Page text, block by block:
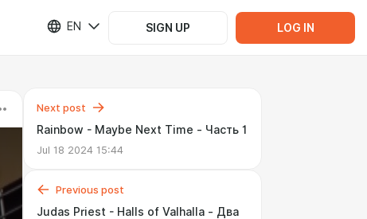
EN SIGN UP LOG IN
Next post
Rainbow - Maybe Next Time - Часть 1
Jul 18 2024 15:44
Previous post
Judas Priest - Halls of Valhalla - Два